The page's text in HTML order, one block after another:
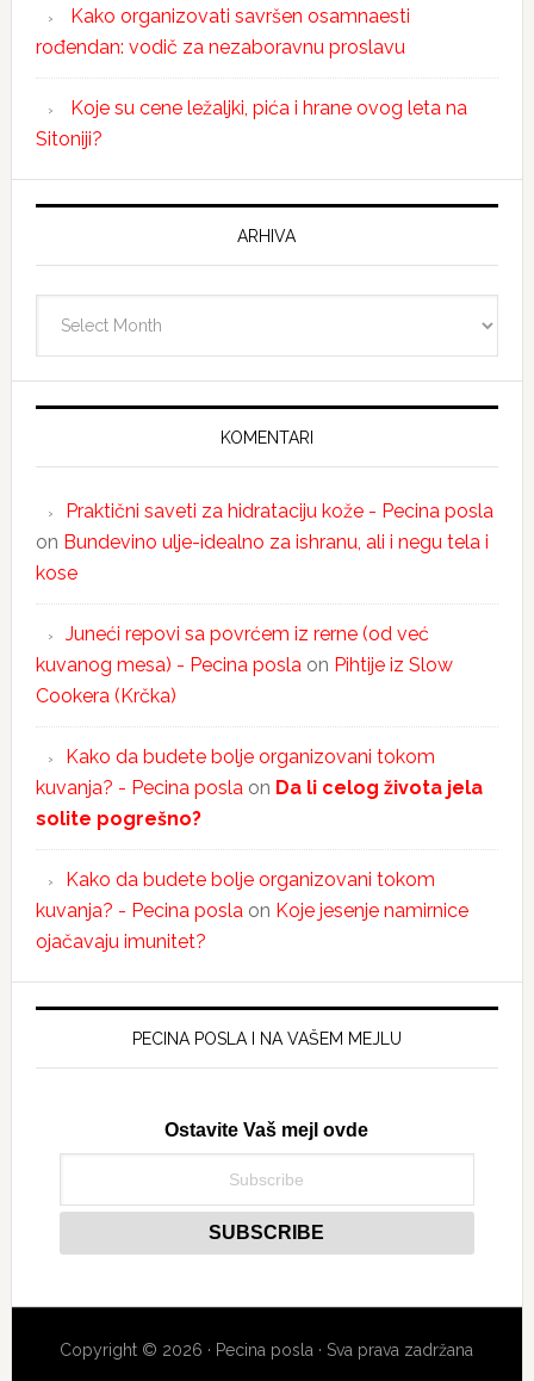
Kako organizovati savršen osamnaesti
rođendan: vodič za nezaboravnu proslavu
Koje su cene ležaljki, pića i hrane ovog leta na
Sitoniji?
ARHIVA
KOMENTARI
Praktični saveti za hidrataciju kože - Pecina posla
on Bundevino ulje-idealno za ishranu, ali i negu tela i
kose
Juneći repovi sa povrćem iz rerne (od već
kuvanog mesa) - Pecina poslaon Pihtije iz Slow
Cookera (Krčka)
Kako da budete bolje organizovani tokom
kuvanja? - Pecina poslaon Da li celog života jela
solite pogrešno?
Kako da budete bolje organizovani tokom
kuvanja? - Pecina poslaon Koje jesenje namirnice
ojačavaju imunitet?
PECINA POSLA I NA VAŠEM MEJLU
Ostavite Vaš mejl ovde
Copyright © 2026 · Pecina posla · Sva prava zadržana